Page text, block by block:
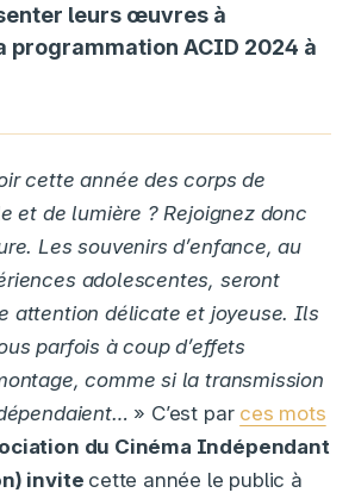
leurs œuvres à
programmation ACID 2024 à
cette année des corps de
et de lumière ? Rejoignez donc
Les souvenirs d’enfance, au
adolescentes, seront
attention délicate et joyeuse. Ils
parfois à coup d’effets
comme si la transmission
» C’est par ces mots
du Cinéma Indépendant
invite cette année le public à